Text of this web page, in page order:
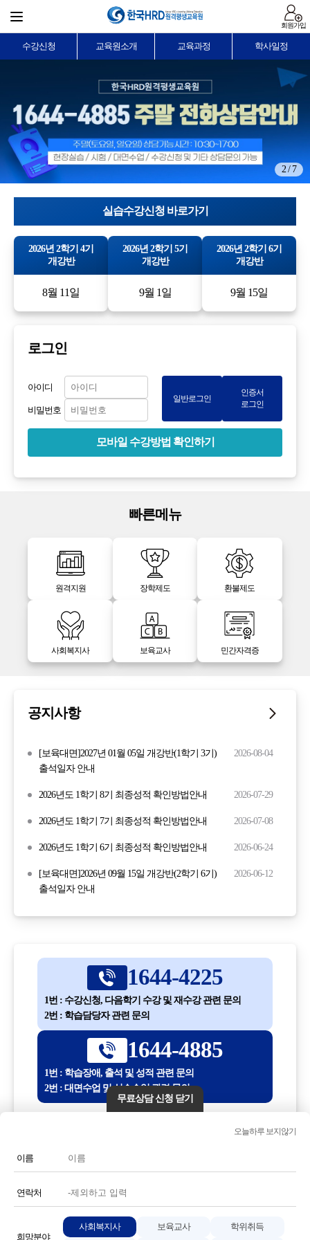
회원가입
수강신청 교육원소개 교육과정 학사일정
2 / 7
실습수강신청 바로가기
2026년 2학기 4기
개강반
8월 11일
2026년 2학기 5기
개강반
9월 1일
2026년 2학기 6기
개강반
9월 15일
로그인
아이디
비밀번호
일반로그인
인증서
로그인
모바일 수강방법 확인하기
빠른메뉴
원격지원 장학제도 환불제도
사회복지사 보육교사 민간자격증
공지사항
[보육대면]2027년 01월 05일 개강반(1학기 3기)
출석일자 안내
2026-08-04
2026년도 1학기 8기 최종성적 확인방법안내 2026-07-29
2026년도 1학기 7기 최종성적 확인방법안내 2026-07-08
2026년도 1학기 6기 최종성적 확인방법안내 2026-06-24
[보육대면]2026년 09월 15일 개강반(2학기 6기)
출석일자 안내
2026-06-12
1644-4225
1번 : 수강신청, 다음학기 수강 및 재수강 관련 문의
2번 : 학습담당자 관련 문의
1644-4885
1번 : 학습장애, 출석 및 성적 관련 문의
2번 : 대면수업 및 실습수업 관련 문의
전화번호 또는 전화기 모양 아이콘을 클릭하시면 전화통화가
연결됩니다.
무료상담 신청 닫기
오늘하루 보지않기
이름
연락처
희망분야
사회복지사 보육교사 학위취득